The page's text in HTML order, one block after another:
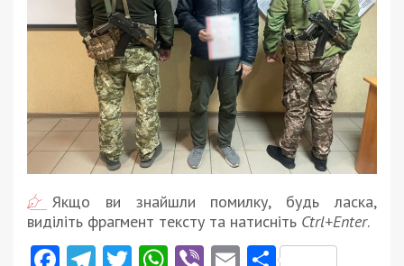
Якщо ви знайшли помилку, будь ласка,
виділіть фрагмент тексту та натисніть Ctrl+Enter.